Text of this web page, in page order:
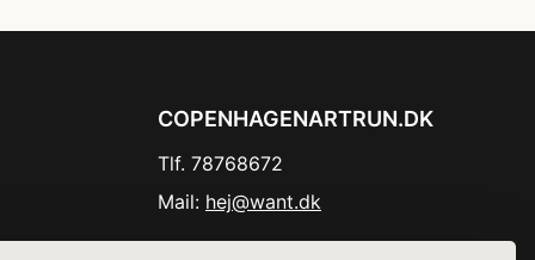
COPENHAGENARTRUN.DK
Tlf. 78768672
Mail: hej@want.dk